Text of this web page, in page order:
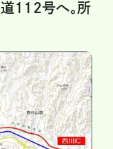
112号へ。所